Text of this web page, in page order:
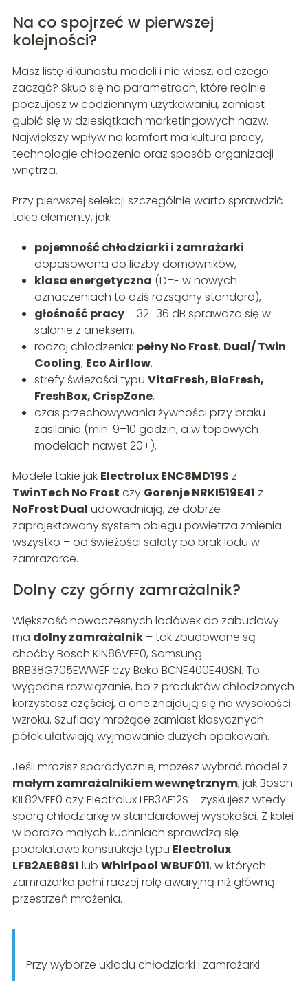
Na co spojrzeć w pierwszej
kolejności?
Masz listę kilkunastu modeli i nie wiesz, od czego
zacząć? Skup się na parametrach, które realnie
poczujesz w codziennym użytkowaniu, zamiast
gubić się w dziesiątkach marketingowych nazw.
Największy wpływ na komfort ma kultura pracy,
technologie chłodzenia oraz sposób organizacji
wnętrza.
Przy pierwszej selekcji szczególnie warto sprawdzić
takie elementy, jak:
pojemność chłodziarki i zamrażarki
dopasowana do liczby domowników,
klasa energetyczna (D–E w nowych
oznaczeniach to dziś rozsądny standard),
głośność pracy– 32–36 dB sprawdza się w
salonie z aneksem,
rodzaj chłodzenia: pełny No Frost, Dual/ Twin
Cooling, Eco Airflow,
strefy świeżości typu VitaFresh, BioFresh,
FreshBox, CrispZone,
czas przechowywania żywności przy braku
zasilania (min. 9–10 godzin, a w topowych
modelach nawet 20+).
Modele takie jak Electrolux ENC8MD19S z
TwinTech No Frost czy Gorenje NRKI519E41 z
NoFrost Dual udowadniają, że dobrze
zaprojektowany system obiegu powietrza zmienia
wszystko – od świeżości sałaty po brak lodu w
zamrażarce.
Dolny czy górny zamrażalnik?
Większość nowoczesnych lodówek do zabudowy
ma dolny zamrażalnik– tak zbudowane są
choćby Bosch KIN86VFE0, Samsung
BRB38G705EWWEF czy Beko BCNE400E40SN. To
wygodne rozwiązanie, bo z produktów chłodzonych
korzystasz częściej, a one znajdują się na wysokości
wzroku. Szuflady mrożące zamiast klasycznych
półek ułatwiają wyjmowanie dużych opakowań.
Jeśli mrozisz sporadycznie, możesz wybrać model z
małym zamrażalnikiem wewnętrznym, jak Bosch
KIL82VFE0 czy Electrolux LFB3AE12S – zyskujesz wtedy
sporą chłodziarkę w standardowej wysokości. Z kolei
w bardzo małych kuchniach sprawdzą się
podblatowe konstrukcje typu Electrolux
LFB2AE88S1 lub Whirlpool WBUF011, w których
zamrażarka pełni raczej rolę awaryjną niż główną
przestrzeń mrożenia.
Przy wyborze układu chłodziarki i zamrażarki